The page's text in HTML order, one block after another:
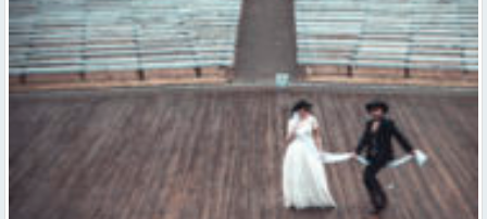
Valmiera gatava teātra svētkiem – sākas Valmieras vasaras teātra
festivāla nedēļa